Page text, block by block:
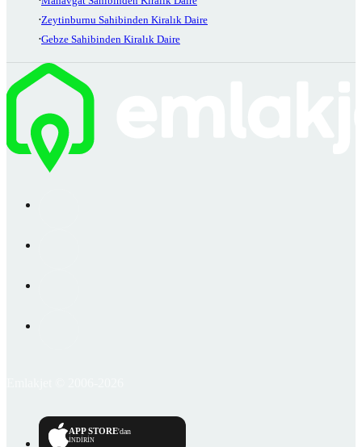
Zeytinburnu Sahibinden Kiralık Daire
Gebze Sahibinden Kiralık Daire
APP STORE'dan
İNDİRİN